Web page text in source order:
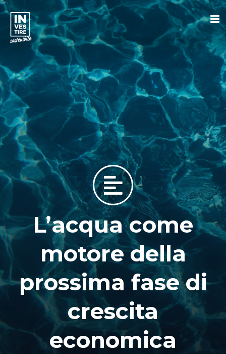
L’acqua come
motore della
prossima fase di
crescita
economica